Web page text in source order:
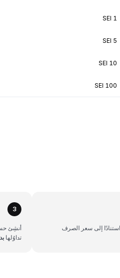
1 SEI
5 SEI
10 SEI
100 SEI
اطَّلع فورًا على القيمة المُكافئة بعملة SEI استنادًا إلى سعر الصرف
3
تداوُلها